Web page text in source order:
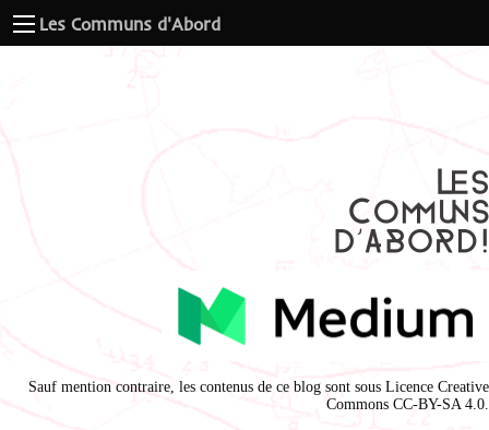
Les Communs d'Abord
Sauf mention contraire, les contenus de ce blog sont sous Licence Creative
Commons CC-BY-SA 4.0.